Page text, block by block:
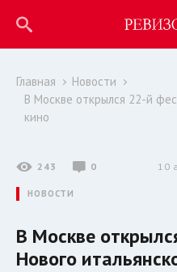
Главная
Новости
В Москве открылся 22-й
кино
243 0 10
НОВОСТИ
В Москве
Нового